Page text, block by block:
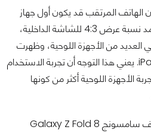
الهاتف المرتقب قد يكون أول جهاز
يعتمد نسبة عرض 4:3 للشاشة الداخلية،
من الأجهزة اللوحية، وظهرت
في نماذج متعددة من أجهزة iPad. يعني هذا التوجه أن تجربة الاستخدام
الأجهزة اللوحية أكثر من كونها
كشفت التسريبات أيضًا أن هاتف سامسونج Galaxy Z Fold 8